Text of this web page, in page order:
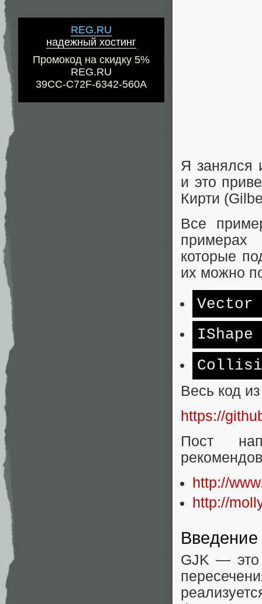
REG.RU
надежный хостинг
Промокод на скидку 5%
REG.RU
39CC-C72F-6342-560A
Я занялся
и это
Кирти
Все
примерах
которые
их можно
Vector
IShape
Весь код
https://
Пост
http://
http://
Введение
GJK — это